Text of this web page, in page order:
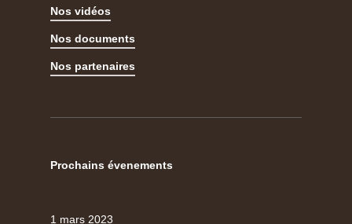
Nos vidéos
Nos documents
Nos partenaires
Prochains évenements
1 mars 2023